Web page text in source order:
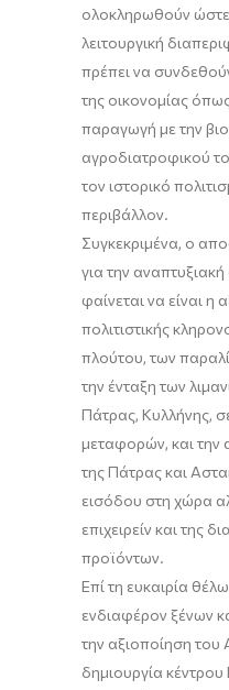
ολοκληρωθούν
λειτουργική
πρέπει να
της οικονομίας
παραγωγή με την
αγροδιατροφικού
τον ιστορικό
περιβάλλον.
Συγκεκριμένα, ο
για την
φαίνεται να είναι η
πολιτιστικής
πλούτου, των
την ένταξη των
Πάτρας, Κυλλήνης,
μεταφορών, και την
της Πάτρας και
εισόδου στη χώρα
επιχειρείν και της
προϊόντων.
Επί τη ευκαιρία
ενδιαφέρον ξένων
την αξιοποίηση του
δημιουργία